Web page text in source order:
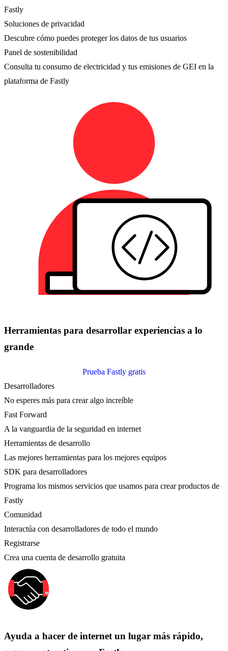
Fastly
Soluciones de privacidad
Descubre cómo puedes proteger los datos de tus usuarios
Panel de sostenibilidad
Consulta tu consumo de electricidad y tus emisiones de GEI en la
plataforma de Fastly
Herramientas para desarrollar experiencias a lo
grande
Prueba Fastly gratis
Desarrolladores
No esperes más para crear algo increíble
Fast Forward
A la vanguardia de la seguridad en internet
Herramientas de desarrollo
Las mejores herramientas para los mejores equipos
SDK para desarrolladores
Programa los mismos servicios que usamos para crear productos de
Fastly
Comunidad
Interactúa con desarrolladores de todo el mundo
Registrarse
Crea una cuenta de desarrollo gratuita
Ayuda a hacer de internet un lugar más rápido,